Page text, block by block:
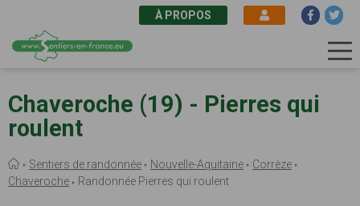
au
contenu
principal
À PROPOS
Chaveroche (19) - Pierres qui
roulent
Fil
d'Ariane
Sentiers de randonnée Nouvelle-Aquitaine
Corrèze
Chaveroche
Randonnée Pierres qui roulent